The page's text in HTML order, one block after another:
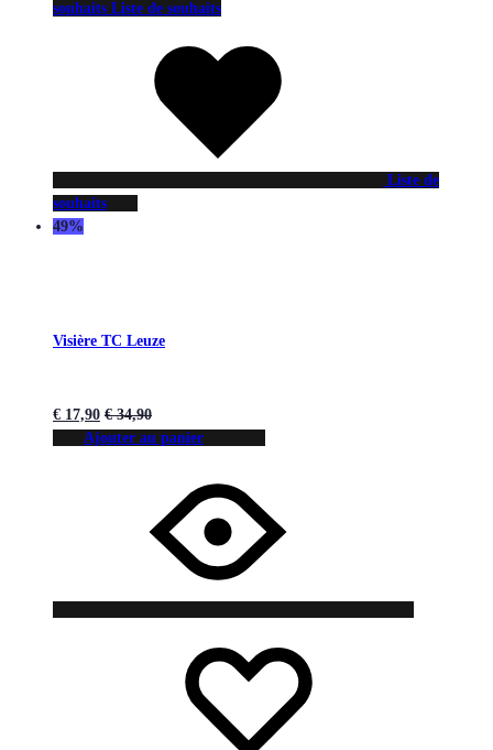
souhaits Liste de souhaits
Liste de
souhaits
49%
Visière TC Leuze
€ 17,90 €34,90
Ajouter au panier